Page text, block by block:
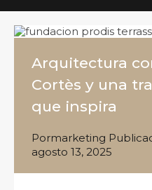
Arquitectura
Cortès y una
que inspira
Pormarketing
agosto 13, 2025